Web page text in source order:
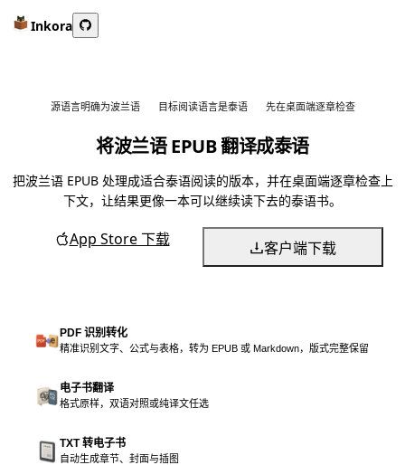
Inkora
源语言明确为波兰语 目标阅读语言是泰语 先在桌面端逐章检查
将波兰语 EPUB 翻译成泰语
把波兰语 EPUB 处理成适合泰语阅读的版本，并在桌面端逐章检查上
下文，让结果更像一本可以继续读下去的泰语书。
App Store 下载 客户端下载
PDF 识别转化
精准识别文字、公式与表格，转为 EPUB 或 Markdown，版式完整保留
电子书翻译
格式原样，双语对照或纯译文任选
TXT 转电子书
自动生成章节、封面与插图